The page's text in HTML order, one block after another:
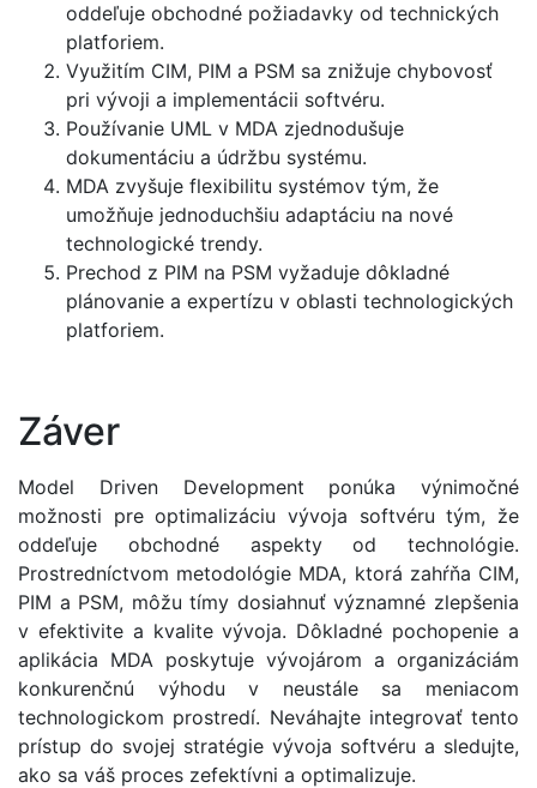
oddeľuje obchodné požiadavky od technických
platforiem.
Využitím CIM, PIM a PSM sa znižuje chybovosť
pri vývoji a implementácii softvéru.
Používanie UML v MDA zjednodušuje
dokumentáciu a údržbu systému.
MDA zvyšuje flexibilitu systémov tým, že
umožňuje jednoduchšiu adaptáciu na nové
technologické trendy.
Prechod z PIM na PSM vyžaduje dôkladné
plánovanie a expertízu v oblasti technologických
platforiem.
Záver
Model Driven Development ponúka výnimočné
možnosti pre optimalizáciu vývoja softvéru tým, že
oddeľuje obchodné aspekty od technológie.
Prostredníctvom metodológie MDA, ktorá zahŕňa CIM,
PIM a PSM, môžu tímy dosiahnuť významné zlepšenia
v efektivite a kvalite vývoja. Dôkladné pochopenie a
aplikácia MDA poskytuje vývojárom a organizáciám
konkurenčnú výhodu v neustále sa meniacom
technologickom prostredí. Neváhajte integrovať tento
prístup do svojej stratégie vývoja softvéru a sledujte,
ako sa váš proces zefektívni a optimalizuje.